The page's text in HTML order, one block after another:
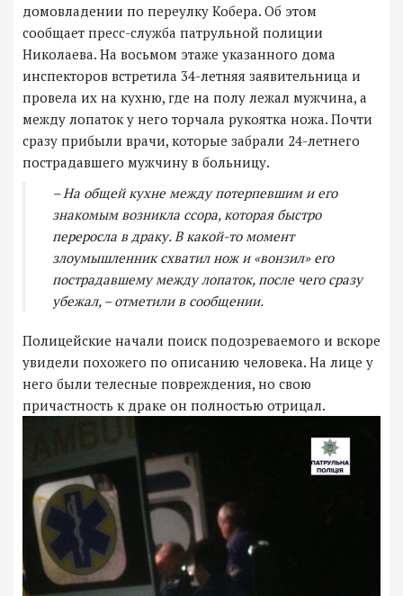
домовладении по переулку Кобера. Об этом
сообщает пресс-служба патрульной полиции
Николаева. На восьмом этаже указанного дома
инспекторов встретила 34-летняя заявительница и
провела их на кухню, где на полу лежал мужчина, а
между лопаток у него торчала рукоятка ножа. Почти
сразу прибыли врачи, которые забрали 24-летнего
пострадавшего мужчину в больницу.
– На общей кухне между потерпевшим и его
знакомым возникла ссора, которая быстро
переросла в драку. В какой-то момент
злоумышленник схватил нож и «вонзил» его
пострадавшему между лопаток, после чего сразу
убежал, – отметили в сообщении.
Полицейские начали поиск подозреваемого и вскоре
увидели похожего по описанию человека. На лице у
него были телесные повреждения, но свою
причастность к драке он полностью отрицал.